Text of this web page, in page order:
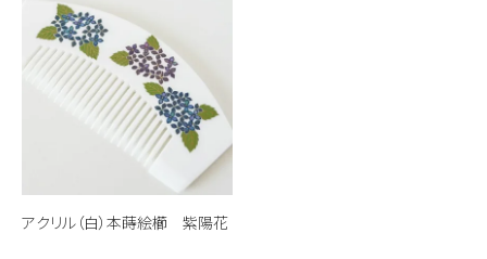
アクリル（白）本蒔絵櫛 紫陽花